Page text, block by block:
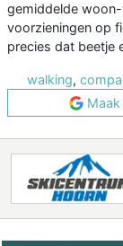
gemiddelde
voorzieningen op
precies dat beetje
walking,
Maak